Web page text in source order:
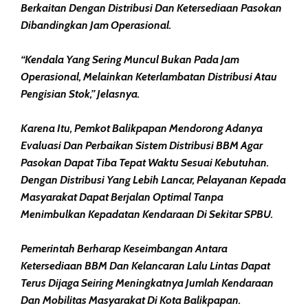
Berkaitan Dengan Distribusi Dan Ketersediaan Pasokan
Dibandingkan Jam Operasional.
“Kendala Yang Sering Muncul Bukan Pada Jam
Operasional, Melainkan Keterlambatan Distribusi Atau
Pengisian Stok,” Jelasnya.
Karena Itu, Pemkot Balikpapan Mendorong Adanya
Evaluasi Dan Perbaikan Sistem Distribusi BBM Agar
Pasokan Dapat Tiba Tepat Waktu Sesuai Kebutuhan.
Dengan Distribusi Yang Lebih Lancar, Pelayanan Kepada
Masyarakat Dapat Berjalan Optimal Tanpa
Menimbulkan Kepadatan Kendaraan Di Sekitar SPBU.
Pemerintah Berharap Keseimbangan Antara
Ketersediaan BBM Dan Kelancaran Lalu Lintas Dapat
Terus Dijaga Seiring Meningkatnya Jumlah Kendaraan
Dan Mobilitas Masyarakat Di Kota Balikpapan.